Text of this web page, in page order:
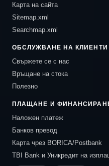
Карта на сайта
Sitemap.xml
Searchmap.xml
ОБСЛУЖВАНЕ НА КЛИЕНТИ
Свържете се с нас
Връщане на стока
Полезно
ПЛАЩАНЕ И
Наложен платеж
Банков превод
Карта чрез BORICA/Postbank
TBI Bank и Уникредит на